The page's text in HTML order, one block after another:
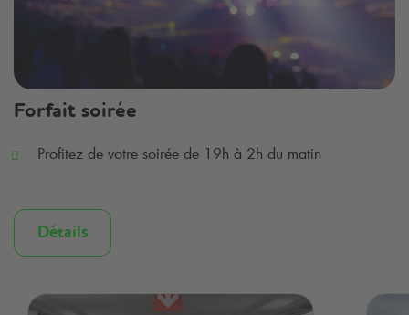
Forfait soirée
Profitez de votre soirée de 19h à 2h du matin
Détails